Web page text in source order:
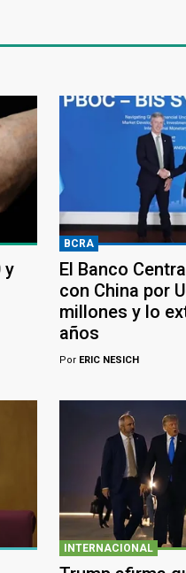
y
BCRA
El Banco
con China por
millones y lo
años
Por ERIC NESICH
INTERNACIONAL